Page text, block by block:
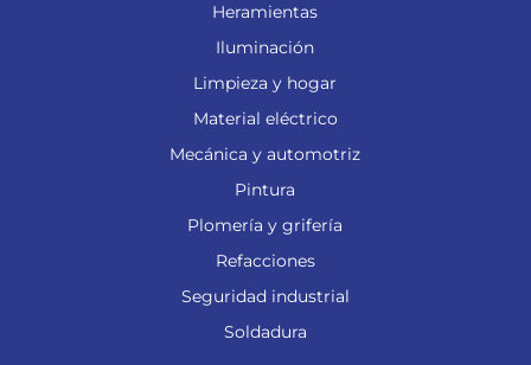
Heramientas
Iluminación
Limpieza y hogar
Material eléctrico
Mecánica y automotriz
Pintura
Plomería y grifería
Refacciones
Seguridad industrial
Soldadura